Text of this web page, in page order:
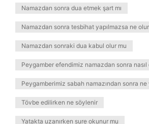
Namazdan sonra dua etmek şart mı
Namazdan sonra tesbihat yapılmazsa ne olur
Namazdan sonraki dua kabul olur mu
Peygamber efendimiz namazdan sonra nasıl
Peygamberimiz sabah namazından sonra ne
Tövbe edilirken ne söylenir
Yatakta uzanırken sure okunur mu